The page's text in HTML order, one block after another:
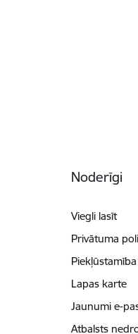
Noderīgi
Viegli lasīt
Privātuma
Piekļūstamība
Lapas karte
Jaunumi e-
Atbalsts